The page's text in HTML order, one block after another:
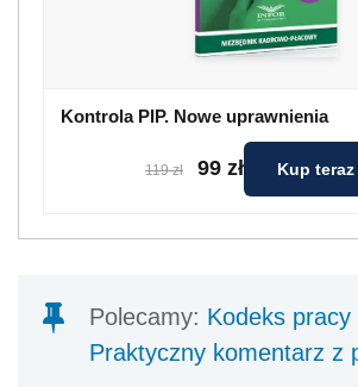
Kontrola PIP. Nowe uprawnienia
119 zł 99 zł Kup teraz
Polecamy: Kodeks pracy
Praktyczny komentarz z